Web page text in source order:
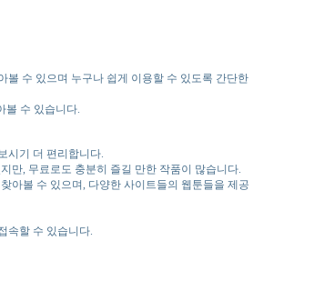
볼 수 있으며 누구나 쉽게 이용할 수 있도록 간단한
볼 수 있습니다.
시기 더 편리합니다.
만, 무료로도 충분히 즐길 만한 작품이 많습니다.
아볼 수 있으며, 다양한 사이트들의 웹툰들을 제공
속할 수 있습니다.